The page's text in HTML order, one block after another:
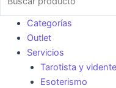
Categorías
Outlet
Servicios
Tarotista y vidente
Esoterismo